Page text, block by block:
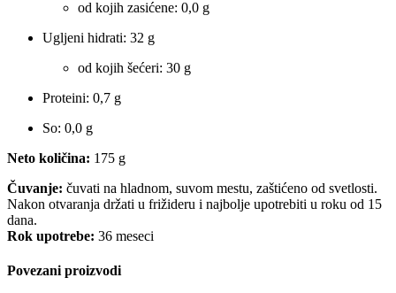
od kojih zasićene: 0,0 g
Ugljeni hidrati: 32 g
od kojih šećeri: 30 g
Proteini: 0,7 g
So: 0,0 g
Neto količina: 175 g
Čuvanje: čuvati na hladnom, suvom mestu, zaštićeno od svetlosti.
Nakon otvaranja držati u frižideru i najbolje upotrebiti u roku od 15
dana.
Rok upotrebe: 36 meseci
Povezani proizvodi